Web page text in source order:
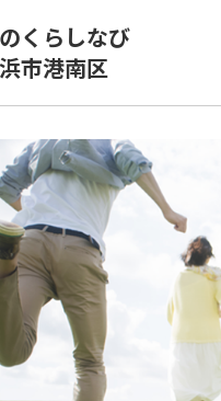
くらしなび
市港南区